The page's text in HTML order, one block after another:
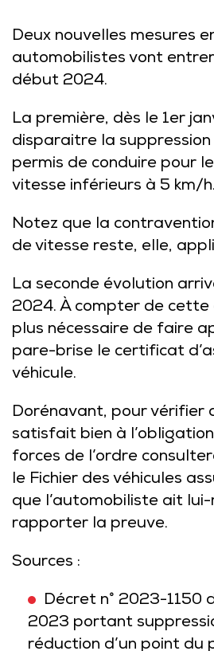
Deux nouvelles mesures
automobilistes vont
début 2024.
La première, dès le 1er
disparaitre la suppression
permis de conduire pour
vitesse inférieurs à 5 km/h.
Notez que la
de vitesse reste, elle,
La seconde évolution
2024. À compter de cette
plus nécessaire de faire
pare-brise le certificat
véhicule.
Dorénavant, pour vérifier
satisfait bien à
forces de l’ordre
le Fichier des véhicules
que l’automobiliste ait
rapporter la preuve.
Sources :
Décret n° 2023-1150
2023 portant
réduction d’un point du